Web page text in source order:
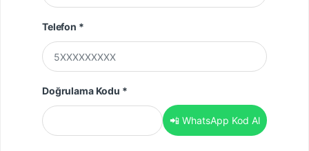
Telefon *
Doğrulama Kodu *
📲 WhatsApp Kod Al